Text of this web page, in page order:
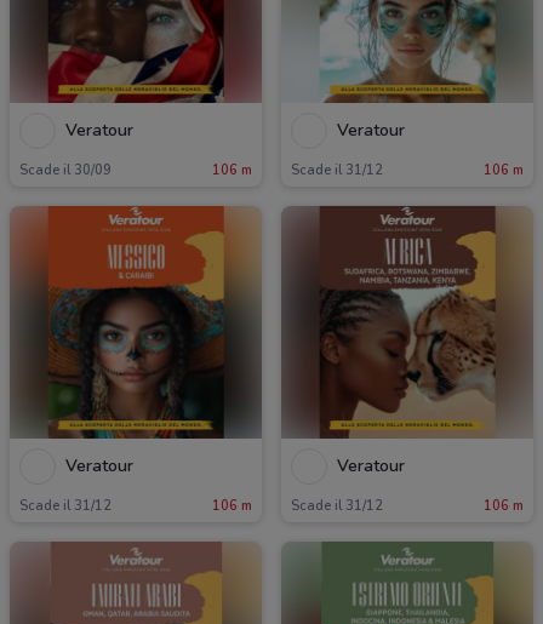
Veratour
Scade il 30/09 106 m
Veratour
Scade il 31/12 106 m
Veratour
Scade il 31/12 106 m
Veratour
Scade il 31/12 106 m